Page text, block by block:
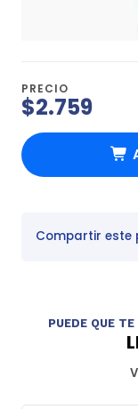
PRECIO
$2.759
Compartir este
PUEDE QUE